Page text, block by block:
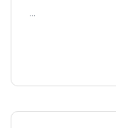
...